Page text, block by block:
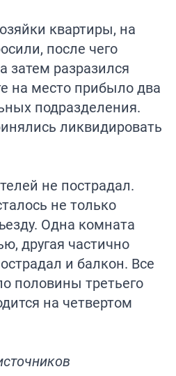
квартиры, на
после чего
затем разразился
на место прибыло два
подразделения.
ликвидировать
не пострадал.
не только
Одна комната
другая частично
и балкон. Все
половины третьего
на четвертом